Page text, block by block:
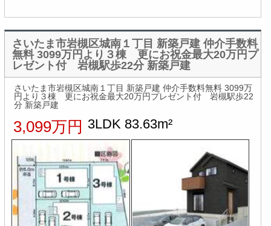
さいたま市岩槻区城南１丁目 新築戸建 仲介手数料
無料 3099万円より３棟 更にお祝金最大20万円プ
レゼント付 岩槻駅歩22分 新築戸建
さいたま市岩槻区城南１丁目 新築戸建 仲介手数料無料 3099万
円より３棟 更にお祝金最大20万円プレゼント付 岩槻駅歩22
分 新築戸建
3,099万円 3LDK 83.63m²